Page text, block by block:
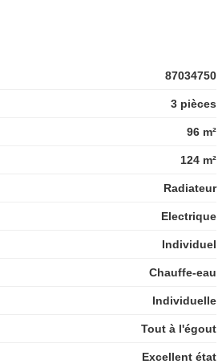
87034750
3 pièces
96 m²
124 m²
Radiateur
Electrique
Individuel
Chauffe-eau
Individuelle
Tout à l'égout
Excellent état